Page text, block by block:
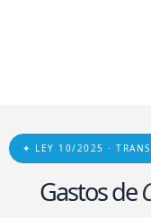
✦ LEY 10/2025 ·
Gastos de